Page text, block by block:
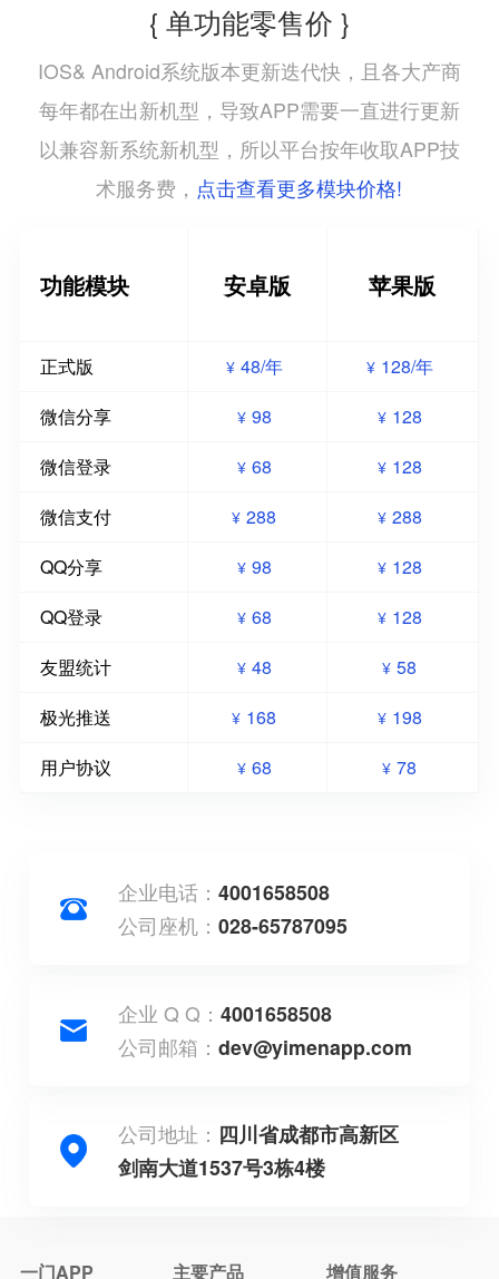
{ 单功能零售价 }
IOS& Android系统版本更新迭代快，且各大产商
每年都在出新机型，导致APP需要一直进行更新
以兼容新系统新机型，所以平台按年收取APP技
术服务费， 点击查看更多模块价格!
功能模块 安卓版 苹果版
正式版 ¥ 48/年 ¥ 128/年
微信分享
¥ 98 ¥ 128
微信登录
¥ 68 ¥ 128
微信支付
¥ 288 ¥ 288
QQ分享
¥ 98 ¥ 128
QQ登录
¥ 68 ¥ 128
友盟统计
¥ 48 ¥ 58
极光推送
¥ 168 ¥ 198
用户协议
¥ 68 ¥ 78
企业电话：4001658508
公司座机：028-65787095
企业 Q Q：4001658508
公司邮箱：dev@yimenapp.com
公司地址： 四川省成都市高新区
剑南大道1537号3栋4楼
一门APP 主要产品 增值服务